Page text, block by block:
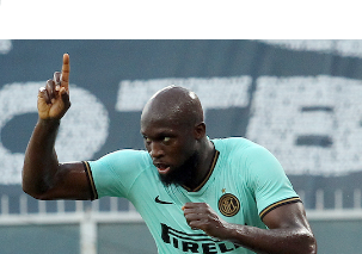
Mondiali calcio 2026